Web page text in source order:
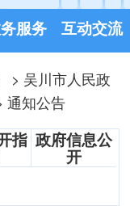
服务 互动交流
> 吴川市人民政
通知公告
指 政府信息公
开